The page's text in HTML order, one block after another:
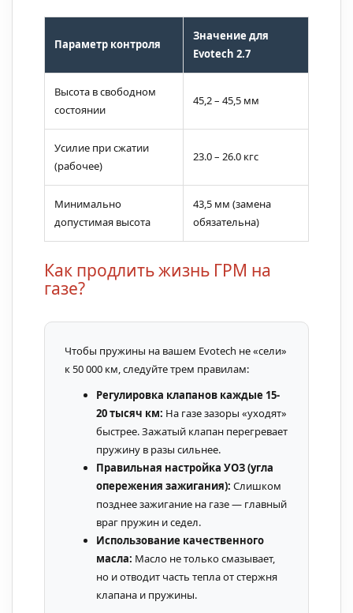
Параметр контроля
Значение для
Evotech 2.7
Высота в свободном
состоянии
45,2 – 45,5 мм
Усилие при сжатии
(рабочее)
23.0 – 26.0 кгс
Минимально
допустимая высота
43,5 мм (замена
обязательна)
Как продлить жизнь ГРМ на
газе?
Чтобы пружины на вашем Evotech не «сели»
к 50 000 км, следуйте трем правилам:
Регулировка клапанов каждые 15-
20 тысяч км: На газе зазоры «уходят»
быстрее. Зажатый клапан перегревает
пружину в разы сильнее.
Правильная настройка УОЗ (угла
опережения зажигания): Слишком
позднее зажигание на газе — главный
враг пружин и седел.
Использование качественного
масла: Масло не только смазывает,
но и отводит часть тепла от стержня
клапана и пружины.